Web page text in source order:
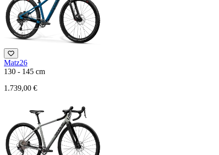
Matz26
130 - 145 cm
1.739,00 €